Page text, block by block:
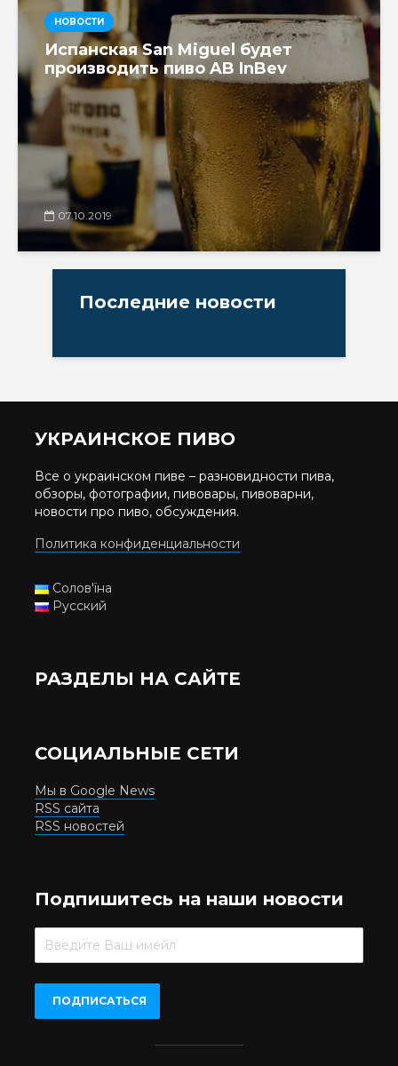
НОВОСТИ
Испанская San Miguel будет
производить пиво AB InBev
07.10.2019
Последние новости
УКРАИНСКОЕ ПИВО
Все о украинском пиве – разновидности пива,
обзоры, фотографии, пивовары, пивоварни,
новости про пиво, обсуждения.
Политика конфиденциальности
Солов'їна
Русский
РАЗДЕЛЫ НА САЙТЕ
СОЦИАЛЬНЫЕ СЕТИ
Мы в Google News
RSS сайта
RSS новостей
Подпишитесь на наши новости